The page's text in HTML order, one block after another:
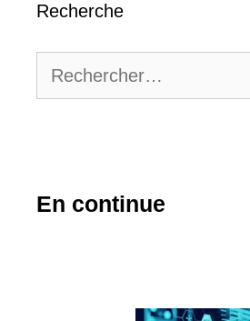
Recherche
En continue